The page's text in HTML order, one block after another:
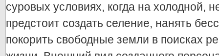
суровых условиях, когда на холодной,
предстоит создать селение, нанять
покорить свободные земли в поисках